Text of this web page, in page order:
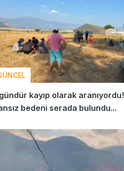
kayıp olarak aranıyordu!
bedeni serada bulundu...